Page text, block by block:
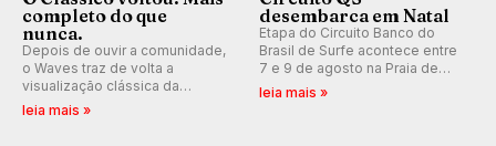
completo do que
nunca.
Depois de ouvir a comunidade,
o Waves traz de volta a
visualização clássica da
previsão de águas rasas,
leia mais »
desembarca em Natal
Etapa do Circuito Banco do
Brasil de Surfe acontece entre
7 e 9 de agosto na Praia de
Miami (RN), em disputas
leia mais »